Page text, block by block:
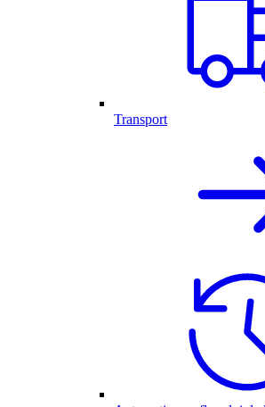
Transport